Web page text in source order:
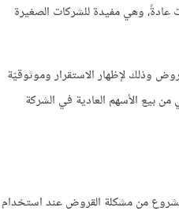
قصيرة الأجل في فترة تتراوح بين السنة و10 سنوات وعلى دفعات عادةً، وهي مفيدة للشركات الصغيرة
هذه القروض وذلك لإظهار الاستقرار وموثوقيّة
بيع الأسهم العادية في الشركة
من مشكلة القروض عند استخدام